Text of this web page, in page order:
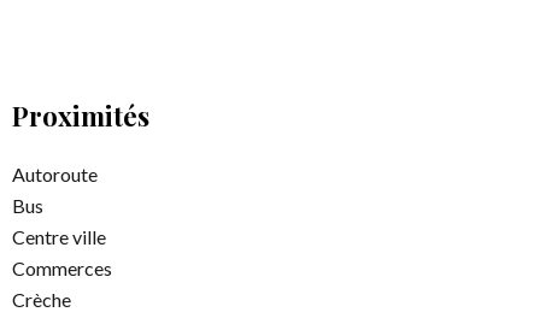
Proximités
Autoroute
Bus
Centre ville
Commerces
Crèche